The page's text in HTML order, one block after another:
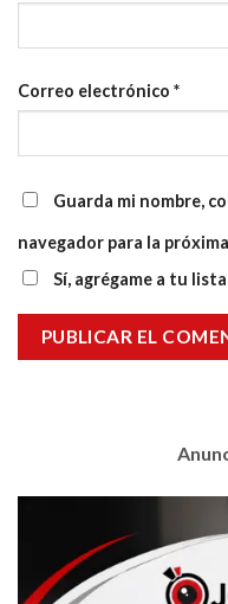
Correo electrónico *
Guarda mi nombre,
navegador para la
Sí, agrégame a tu